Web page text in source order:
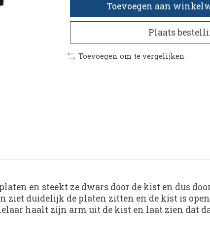
Toevoegen aan
Plaats
Toevoegen om te vergelijken
en steekt ze dwars door de kist en dus
duidelijk de platen zitten en de kist is
haalt zijn arm uit de kist en laat zien dat